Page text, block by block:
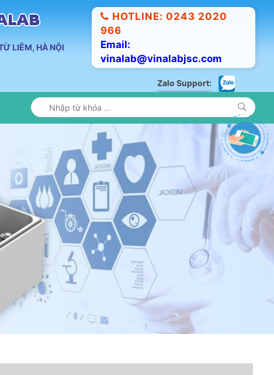
LIÊM, HÀ NỘI
HOTLINE: 0243 2020
966
Email:
vinalab@vinalabjsc.com
Zalo Support: